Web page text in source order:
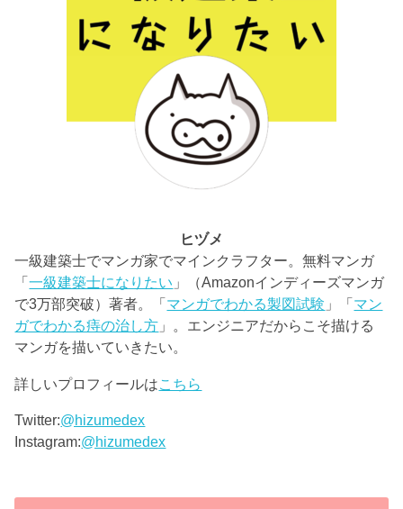
ヒヅメ
一級建築士でマンガ家でマインクラフター。無料マンガ
「一級建築士になりたい 」（Amazonインディーズマンガ
で3万部突破）著者。「マンガでわかる製図試験 」「マン
ガでわかる痔の治し方 」。エンジニアだからこそ描ける
マンガを描いていきたい。
詳しいプロフィールはこちら
Twitter:@hizumedex
Instagram:@hizumedex